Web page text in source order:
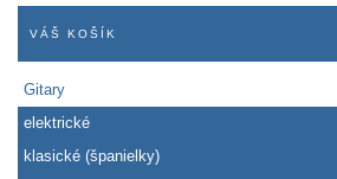
VÁŠ KOŠÍK
Gitary
elektrické
klasické (španielky)